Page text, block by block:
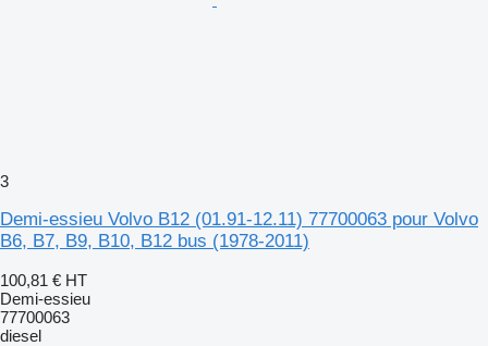
3
Demi-essieu Volvo B12 (01.91-12.11) 77700063 pour Volvo
B6, B7, B9, B10, B12 bus (1978-2011)
100,81 € HT
Demi-essieu
77700063
diesel